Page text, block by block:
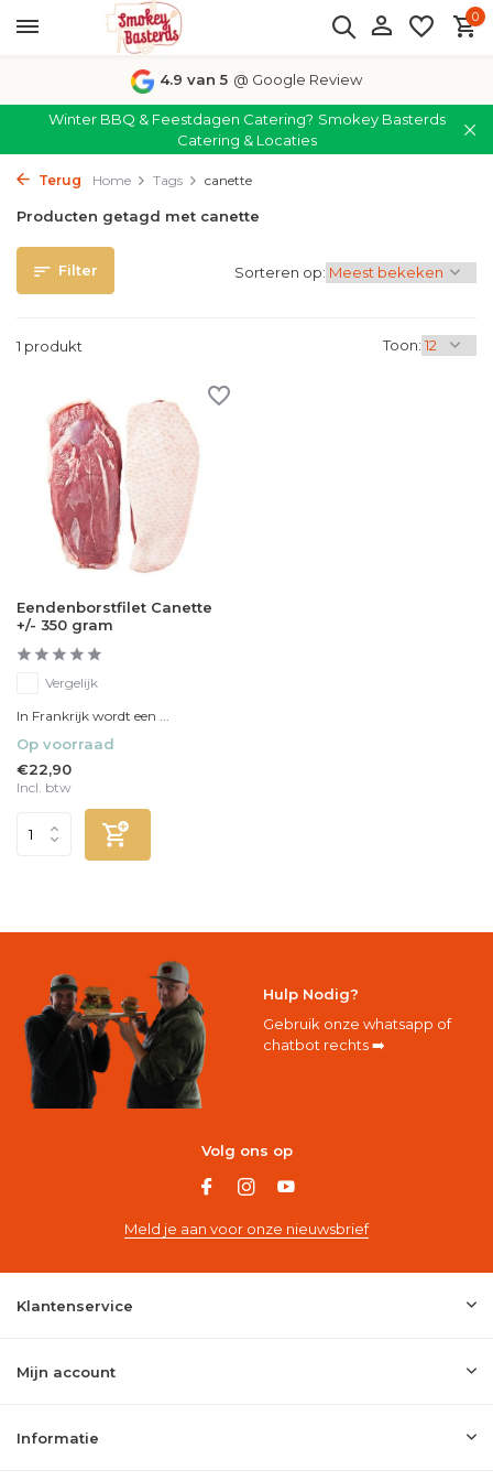
0
4.9 van 5 @ Google Review
Winter BBQ & Feestdagen Catering? Smokey Basterds
Catering & Locaties
Terug Home Tags canette
Producten getagd met canette
Filter
1 produkt Toon:
Sorteren op:
Eendenborstfilet Canette
+/- 350 gram
Vergelijk
In Frankrijk wordt een ...
Op voorraad
€22,90
Incl. btw
Hulp Nodig?
Gebruik onze whatsapp of
chatbot rechts ➡️
Volg ons op
Meld je aan voor onze nieuwsbrief
Klantenservice
Mijn account
Informatie